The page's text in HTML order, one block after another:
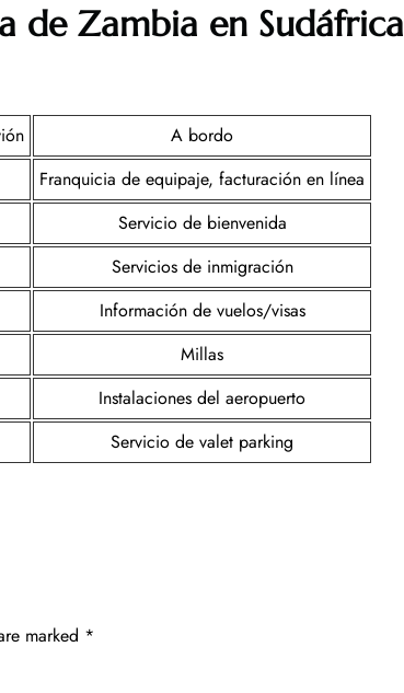
de Zambia en Sudáfrica
A bordo
Franquicia de equipaje, facturación en línea
Servicio de bienvenida
Servicios de inmigración
Información de vuelos/visas
Millas
Instalaciones del aeropuerto
Servicio de valet parking
marked *